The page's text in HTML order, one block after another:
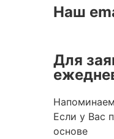
Наш
Для
Если у Вас
основе